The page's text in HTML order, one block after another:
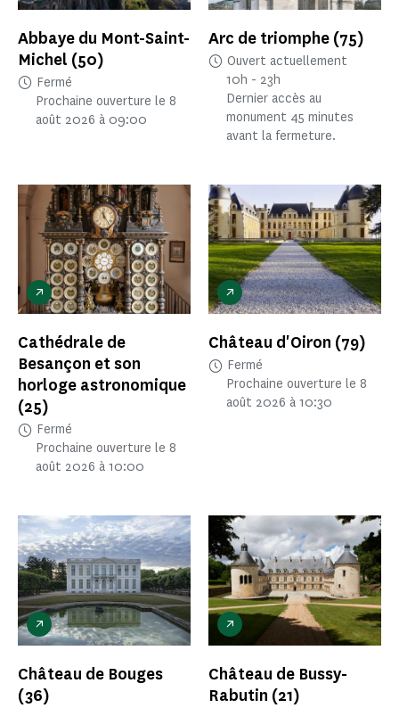
Abbaye du Mont-Saint-
Michel (50)
Fermé
Prochaine ouverture le 8
août 2026 à 09:00
Arc de triomphe (75)
Ouvert actuellement
10h - 23h
Dernier accès au
monument 45 minutes
avant la fermeture.
Cathédrale de
Besançon et son
horloge astronomique
(25)
Fermé
Prochaine ouverture le 8
août 2026 à 10:00
Château d'Oiron (79)
Fermé
Prochaine ouverture le 8
août 2026 à 10:30
Château de Bouges
(36)
Château de Bussy-
Rabutin (21)